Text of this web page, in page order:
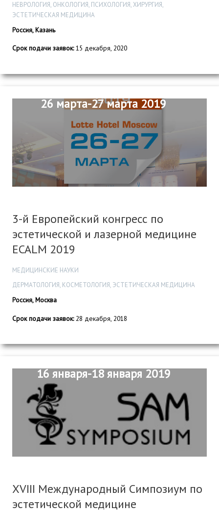
НЕВРОЛОГИЯ, ОНКОЛОГИЯ, ПСИХОЛОГИЯ, ХИРУРГИЯ,
ЭСТЕТИЧЕСКАЯ МЕДИЦИНА
Россия, Казань
Срок подачи заявок:15 декабря, 2020
26 марта-27 марта 2019
3-й Европейский конгресс по
эстетической и лазерной медицине
ECALM 2019
МЕДИЦИНСКИЕ НАУКИ
ДЕРМАТОЛОГИЯ, КОСМЕТОЛОГИЯ, ЭСТЕТИЧЕСКАЯ МЕДИЦИНА
Россия, Москва
Срок подачи заявок:28 декабря, 2018
16 января-18 января 2019
XVIII Международный Симпозиум по
эстетической медицине